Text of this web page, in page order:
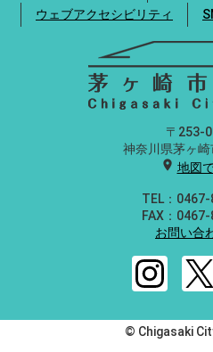
ウェブアクセシビリティ
〒253-
神奈川県茅ヶ
location_on 地図
TEL：
FAX：
お問い合
© Chigasaki